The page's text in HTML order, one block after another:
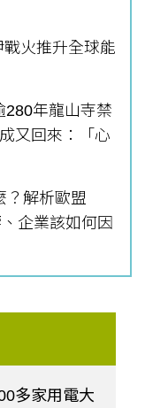
火推升全球能
280年龍山寺禁
又回來：「心
？解析歐盟
企業該如何因
多家用電大